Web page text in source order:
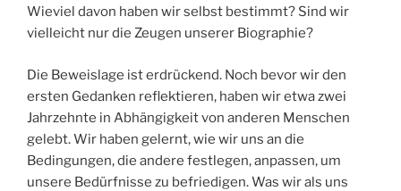
Wieviel davon haben wir selbst bestimmt? Sind wir
vielleicht nur die Zeugen unserer Biographie?
Die Beweislage ist erdrückend. Noch bevor wir den
ersten Gedanken reflektieren, haben wir etwa zwei
Jahrzehnte in Abhängigkeit von anderen Menschen
gelebt. Wir haben gelernt, wie wir uns an die
Bedingungen, die andere festlegen, anpassen, um
unsere Bedürfnisse zu befriedigen. Was wir als uns